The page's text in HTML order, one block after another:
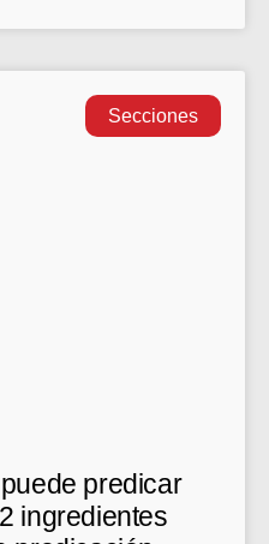
Secciones
predicar
ingredientes